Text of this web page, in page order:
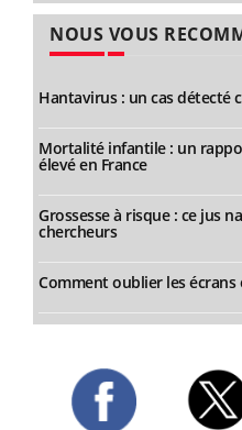
NOUS VOUS
Hantavirus : un cas détecté
Mortalité infantile : un
élevé en France
Grossesse à risque : ce jus
chercheurs
Comment oublier les écrans